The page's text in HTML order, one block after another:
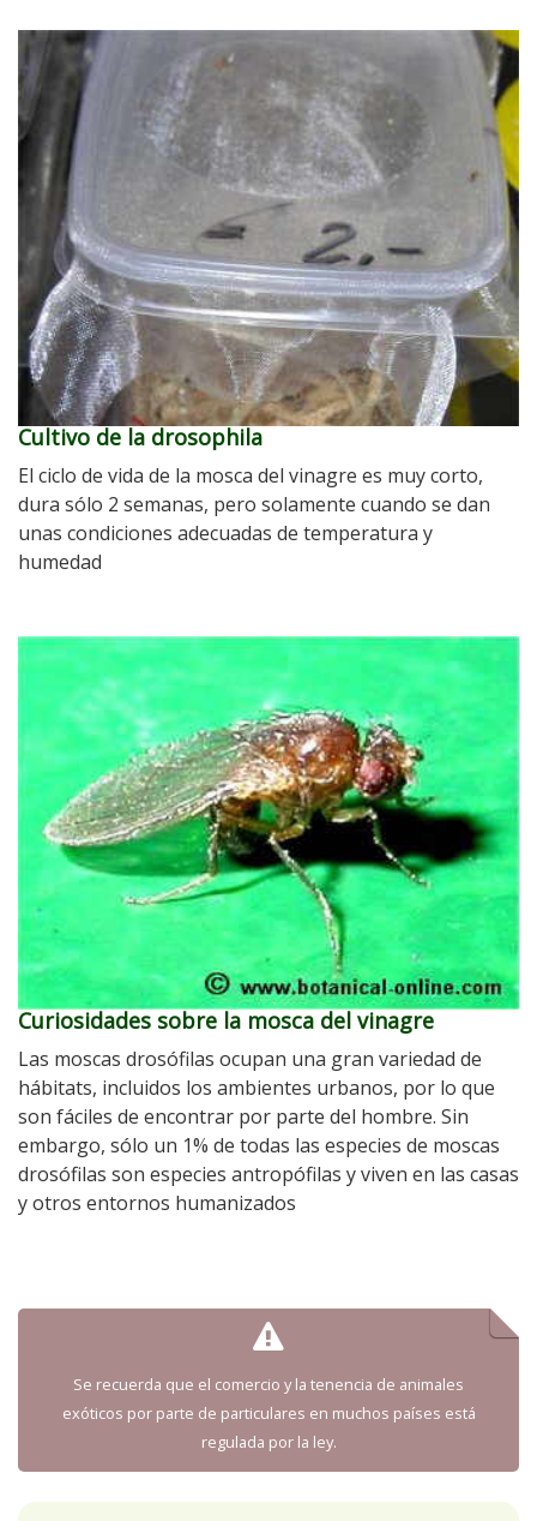
Cultivo de la drosophila
El ciclo de vida de la mosca del vinagre es muy corto,
dura sólo 2 semanas, pero solamente cuando se dan
unas condiciones adecuadas de temperatura y
humedad
Curiosidades sobre la mosca del vinagre
Las moscas drosófilas ocupan una gran variedad de
hábitats, incluidos los ambientes urbanos, por lo que
son fáciles de encontrar por parte del hombre. Sin
embargo, sólo un 1% de todas las especies de moscas
drosófilas son especies antropófilas y viven en las casas
y otros entornos humanizados
Se recuerda que el comercio y la tenencia de animales
exóticos por parte de particulares en muchos países está
regulada por la ley.